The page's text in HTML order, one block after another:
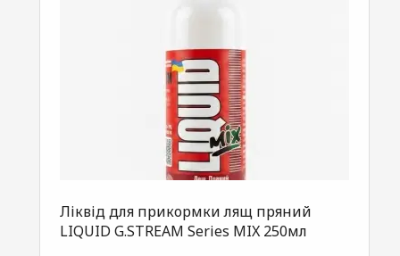
Ліквід для прикормки лящ пряний
LIQUID G.STREAM Series MIX 250мл